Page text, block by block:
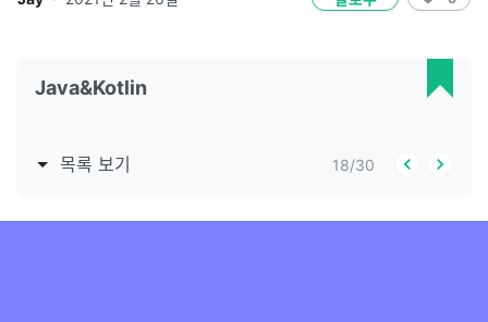
Java&Kotlin
목록 보기 18/30